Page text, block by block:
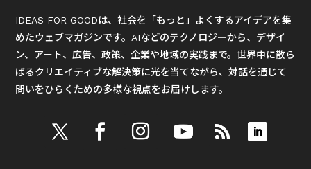
IDEAS FOR GOODは、社会を「もっと」よくするアイデアを集
めたウェブマガジンです。AIなどのテクノロジーから、デザイ
ン、アート、広告、政策、企業や地域の実践まで。世界中に散ら
ばるクリエイティブな解決策に光を当てながら、対話を通じて
問いをひらくための多様な視点をお届けします。